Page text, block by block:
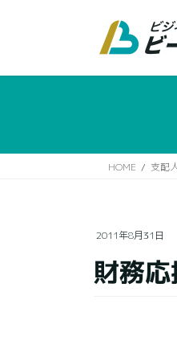
HOME 支配
2011年8月31日
財務